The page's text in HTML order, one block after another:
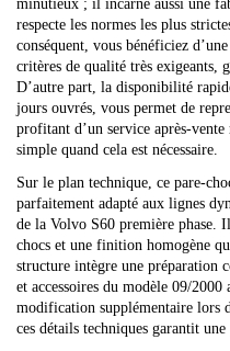
minutieux ; il incarne aussi une
respecte les normes les plus
conséquent, vous bénéficiez
critères de qualité très exigeants,
D’autre part, la disponibilité
jours ouvrés, vous permet de
profitant d’un service après-
simple quand cela est nécessaire.
Sur le plan technique, ce pare-
parfaitement adapté aux lignes
de la Volvo S60 première phase.
chocs et une finition homogène
structure intègre une préparation
et accessoires du modèle 09/
modification supplémentaire lors
ces détails techniques garantit une